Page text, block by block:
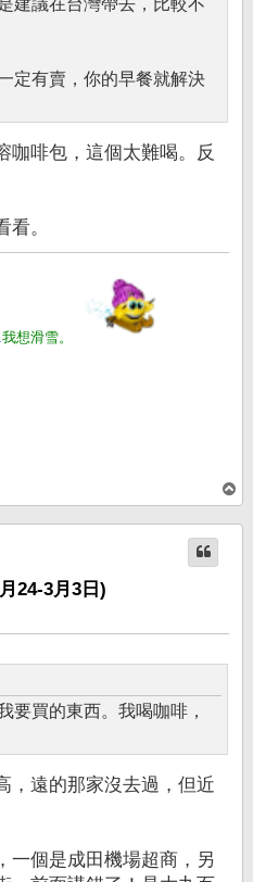
建議在台灣帶去，比較不
定有賣，你的早餐就解決
咖啡包，這個太難喝。反
。
我想滑雪。
頂
端
24-3月3日)
要買的東西。我喝咖啡，
，遠的那家沒去過，但近
一個是成田機場超商，另